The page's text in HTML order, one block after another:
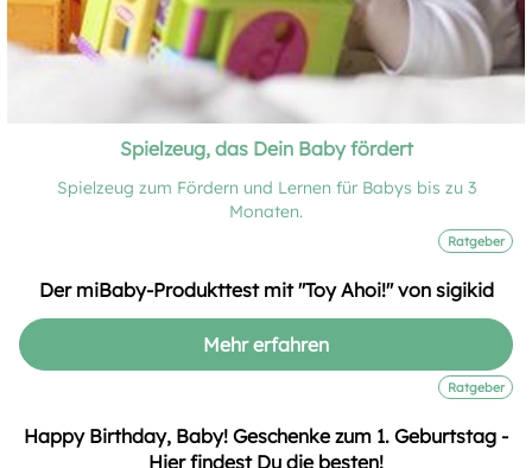
Spielzeug, das Dein Baby fördert
Spielzeug zum Fördern und Lernen für Babys bis zu 3
Monaten.
Ratgeber
Der miBaby-Produkttest mit "Toy Ahoi!" von sigikid
Mehr erfahren
Ratgeber
Happy Birthday, Baby! Geschenke zum 1. Geburtstag -
Hier findest Du die besten!